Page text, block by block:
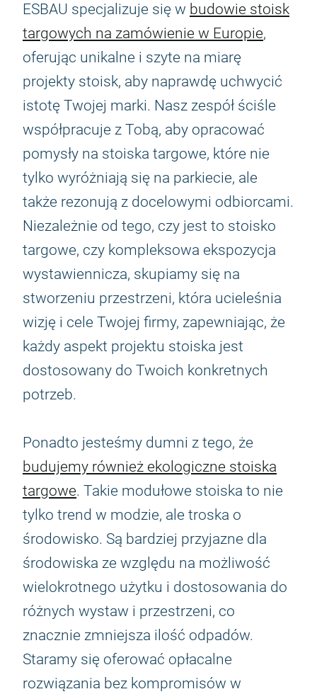
ESBAU specjalizuje się w budowie stoisk
targowych na zamówienie w Europie,
oferując unikalne i szyte na miarę
projekty stoisk, aby naprawdę uchwycić
istotę Twojej marki. Nasz zespół ściśle
współpracuje z Tobą, aby opracować
pomysły na stoiska targowe, które nie
tylko wyróżniają się na parkiecie, ale
także rezonują z docelowymi odbiorcami.
Niezależnie od tego, czy jest to stoisko
targowe, czy kompleksowa ekspozycja
wystawiennicza, skupiamy się na
stworzeniu przestrzeni, która ucieleśnia
wizję i cele Twojej firmy, zapewniając, że
każdy aspekt projektu stoiska jest
dostosowany do Twoich konkretnych
potrzeb.
Ponadto jesteśmy dumni z tego, że
budujemy również ekologiczne stoiska
targowe. Takie modułowe stoiska to nie
tylko trend w modzie, ale troska o
środowisko. Są bardziej przyjazne dla
środowiska ze względu na możliwość
wielokrotnego użytku i dostosowania do
różnych wystaw i przestrzeni, co
znacznie zmniejsza ilość odpadów.
Staramy się oferować opłacalne
rozwiązania bez kompromisów w